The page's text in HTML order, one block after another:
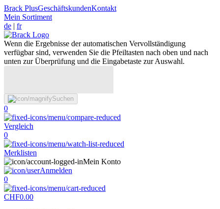
Brack PlusGeschäftskundenKontakt
Mein Sortiment
de | fr
Wenn die Ergebnisse der automatischen Vervollständigung
verfügbar sind, verwenden Sie die Pfeiltasten nach oben und nach
unten zur Überprüfung und die Eingabetaste zur Auswahl.
Suchen
0
Vergleich
0
Merklisten
Mein Konto
Anmelden
0
CHF0.00